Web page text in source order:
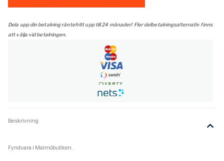
Dela upp din betalning räntefritt upp till 24 månader! Fler delbetalningsalternativ finns
att välja vid betalningen.
Beskrivning
Fyndvara i Malmöbutiken.